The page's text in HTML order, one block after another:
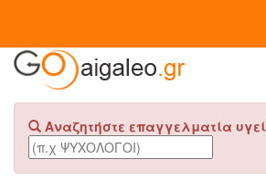
Αναζητήστε επαγγελματία